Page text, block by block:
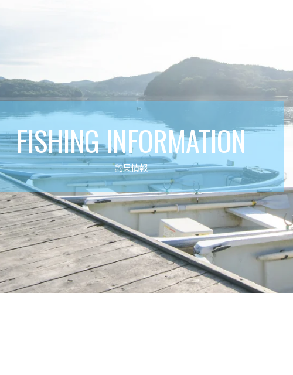
FISHING INFORMATION
釣果情報